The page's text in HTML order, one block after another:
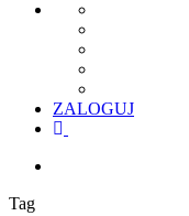
ZALOGUJ
facebook
Tag